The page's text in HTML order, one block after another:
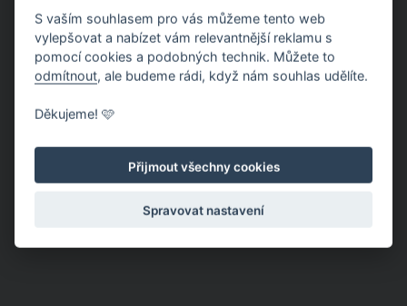
S vaším souhlasem pro vás můžeme tento web
vylepšovat a nabízet vám relevantnější reklamu s
pomocí cookies a podobných technik. Můžete to
odmítnout, ale budeme rádi, když nám souhlas udělíte.
Děkujeme! 🩷
Přijmout všechny cookies
Spravovat nastavení